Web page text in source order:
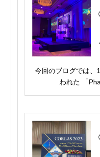
今回のブログでは、
われた 「